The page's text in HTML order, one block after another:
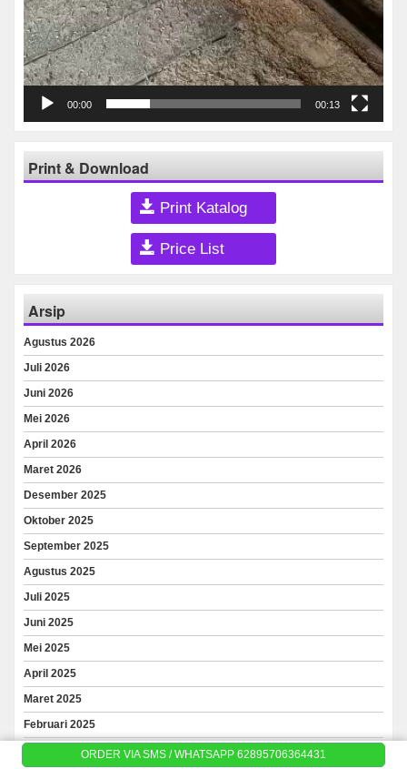
00:00 00:13
Print & Download
Print Katalog
Price List
Arsip
Agustus 2026
Juli 2026
Juni 2026
Mei 2026
April 2026
Maret 2026
Desember 2025
Oktober 2025
September 2025
Agustus 2025
Juli 2025
Juni 2025
Mei 2025
April 2025
Maret 2025
Februari 2025
Januari 2025ORDER VIA SMS / WHATSAPP 62895706364431